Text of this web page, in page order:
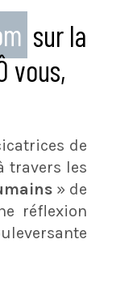
sur la
vous,
de
travers les
» de
réflexion